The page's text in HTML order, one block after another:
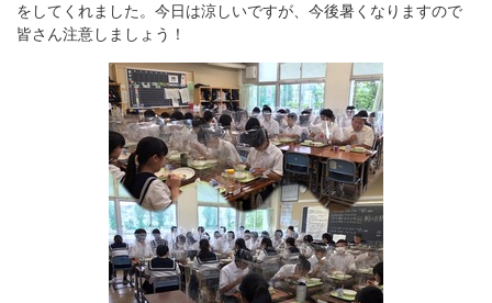
をしてくれました。今日は涼しいですが、今後暑くなりますので
皆さん注意しましょう！